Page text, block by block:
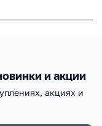
и акции
акциях и